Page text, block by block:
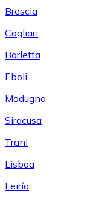
Brescia
Cagliari
Barletta
Eboli
Modugno
Siracusa
Trani
Lisboa
Leiría